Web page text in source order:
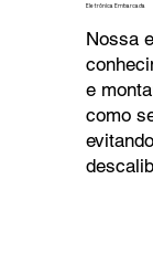
Eletrônica Embarcada
Nossa
e
como